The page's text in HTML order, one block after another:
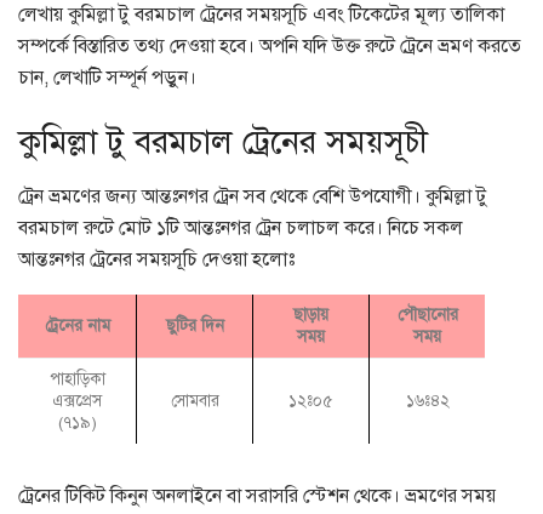
লেখায় কুমিল্লা টু বরমচাল ট্রেনের সময়সূচি এবং টিকেটের মূল্য তালিকা
সম্পর্কে বিস্তারিত তথ্য দেওয়া হবে। অপনি যদি উক্ত রুটে ট্রেনে ভ্রমণ করতে
চান, লেখাটি সম্পূর্ন পড়ুন।
কুমিল্লা টু বরমচাল ট্রেনের সময়সূচী
ট্রেন ভ্রমণের জন্য আন্তঃনগর ট্রেন সব থেকে বেশি উপযোগী। কুমিল্লা টু
বরমচাল রুটে মোট ১টি আন্তঃনগর ট্রেন চলাচল করে। নিচে সকল
আন্তঃনগর ট্রেনের সময়সূচি দেওয়া হলোঃ
ট্রেনের নাম ছুটির দিন
ছাড়ায়
সময়
পৌছানোর
সময়
পাহাড়িকা
এক্সপ্রেস
(৭১৯)
সোমবার ১২ঃ০৫ ১৬ঃ৪২
ট্রেনের টিকিট কিনুন অনলাইনে বা সরাসরি স্টেশন থেকে। ভ্রমণের সময়